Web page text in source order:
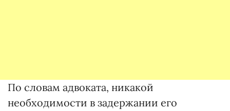
По словам адвоката, никакой
необходимости в задержании его